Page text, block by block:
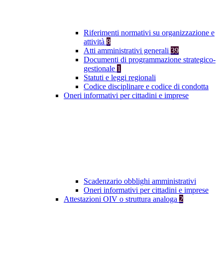
Riferimenti normativi su organizzazione e
attività 8
Atti amministrativi generali 39
Documenti di programmazione strategico-
gestionale 1
Statuti e leggi regionali
Codice disciplinare e codice di condotta
Oneri informativi per cittadini e imprese
Scadenzario obblighi amministrativi
Oneri informativi per cittadini e imprese
Attestazioni OIV o struttura analoga 2